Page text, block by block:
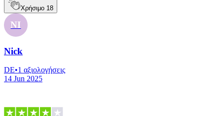
Χρήσιμο 18
NI
Nick
DE•1 αξιολογήσεις
14 Jun 2025